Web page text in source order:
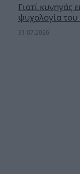
Γιατί κυνηγάς
ψυχολογία
31.07.2026